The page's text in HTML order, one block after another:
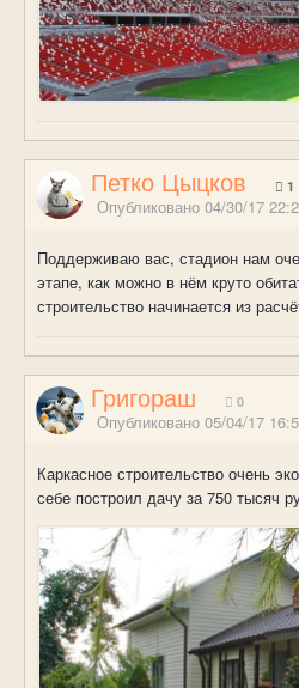
Петко Цыцков 1
Опубликовано 04/30/17
Поддерживаю вас, стадион нам
этапе, как можно в нём круто
строительство начинается из
Григораш 0
Опубликовано 05/04/17
Каркасное строительство очень
себе построил дачу за 750 тысяч